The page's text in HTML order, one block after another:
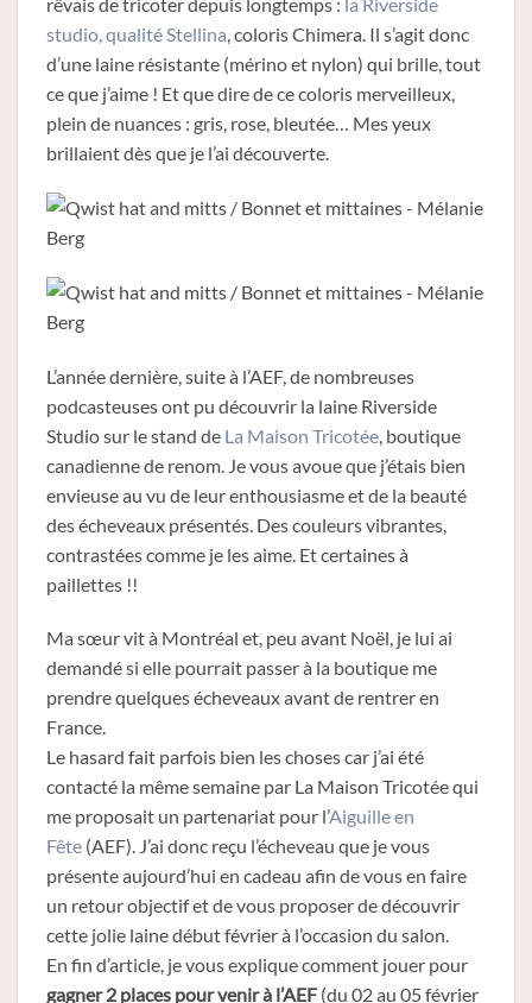
studio, qualité Stellina, coloris Chimera. Il s’agit donc
d’une laine résistante (mérino et nylon) qui brille, tout
ce que j’aime ! Et que dire de ce coloris merveilleux,
plein de nuances : gris, rose, bleutée… Mes yeux
brillaient dès que je l’ai découverte.
L’année dernière, suite à l’AEF, de nombreuses
podcasteuses ont pu découvrir la laine Riverside
Studio sur le stand de La Maison Tricotée , boutique
canadienne de renom. Je vous avoue que j’étais bien
envieuse au vu de leur enthousiasme et de la beauté
des écheveaux présentés. Des couleurs vibrantes,
contrastées comme je les aime. Et certaines à
paillettes !!
Ma sœur vit à Montréal et, peu avant Noël, je lui ai
demandé si elle pourrait passer à la boutique me
prendre quelques écheveaux avant de rentrer en
France.
Le hasard fait parfois bien les choses car j’ai été
contacté la même semaine par La Maison Tricotée qui
me proposait un partenariat pour l’Aiguille en
Fête (AEF). J’ai donc reçu l’écheveau que je vous
présente aujourd’hui en cadeau afin de vous en faire
un retour objectif et de vous proposer de découvrir
cette jolie laine début février à l’occasion du salon.
En fin d’article, je vous explique comment jouer pour
gagner 2 places pour venir à l’AEF (du 02 au 05 février